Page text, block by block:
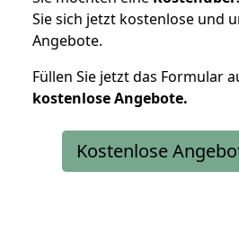
Sie sich jetzt kostenlose und
Angebote.
Füllen Sie jetzt das Formular
kostenloseAngebote.
Kostenlose